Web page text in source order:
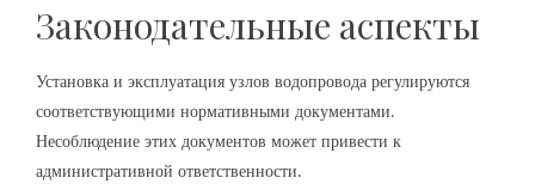
Законодательные аспекты
Установка и эксплуатация узлов водопровода регулируются
соответствующими нормативными документами.
Несоблюдение этих документов может привести к
административной ответственности.